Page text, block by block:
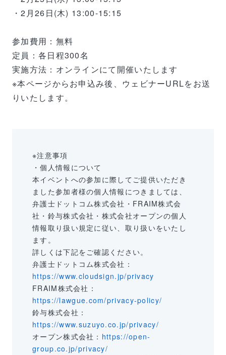
・2月26日(木) 13:00-15:15
参加費用：無料
定員：各日程300名
実施方法：オンラインにて開催いたします
※本ページからお申込み後、ウェビナーURLをお送
りいたします。
※注意事項
・個人情報について
本イベントへの参加に際してご提供いただき
ました参加者様の個人情報につきましては、
弁護士ドットコム株式会社・FRAIM株式会
社・鈴与株式会社・株式会社オープンの個人
情報取り扱い規定に従い、取り扱いをいたし
ます。
詳しくは下記をご確認ください。
弁護士ドットコム株式会社：
https://www.cloudsign.jp/privacy
FRAIM株式会社：
https://lawgue.com/privacy-policy/
鈴与株式会社：
https://www.suzuyo.co.jp/privacy/
オープン株式会社： https://open-
group.co.jp/privacy/